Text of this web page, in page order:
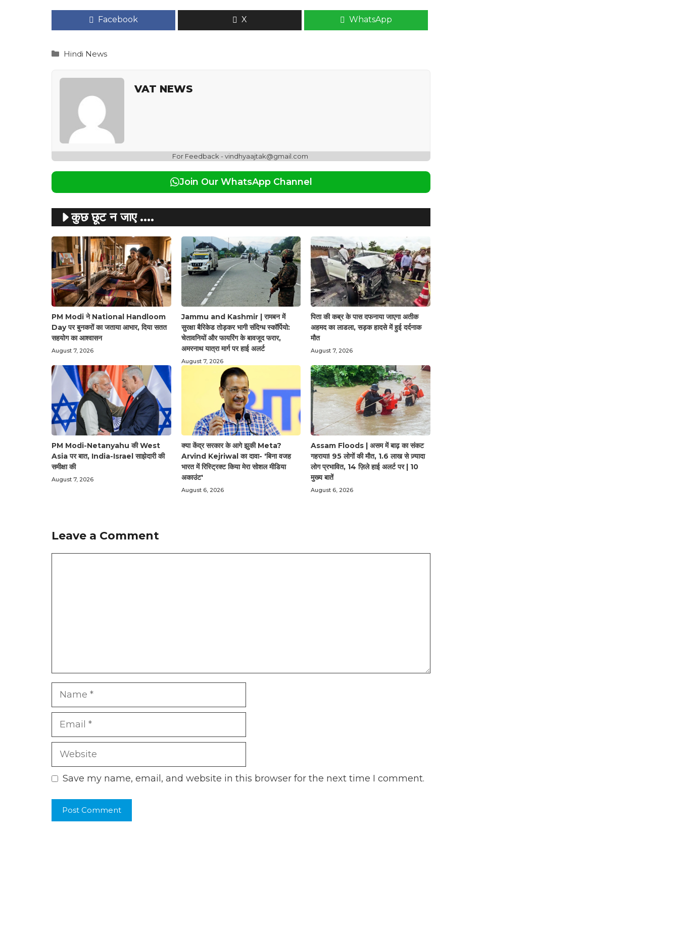
Facebook X WhatsApp
Categories
Hindi News
VAT NEWS
For Feedback - vindhyaajtak@gmail.com
Join Our WhatsApp Channel
कुछ छूट न जाए ....
PM Modi ने National Handloom
Day पर बुनकरों का जताया आभार, दिया सतत
सहयोग का आश्वासन
August 7, 2026
Jammu and Kashmir | रामबन में
सुरक्षा बैरिकेड तोड़कर भागी संदिग्ध स्कॉर्पियो:
चेतावनियों और फायरिंग के बावजूद फरार,
अमरनाथ यात्रा मार्ग पर हाई अलर्ट
August 7, 2026
पिता की कब्र के पास दफनाया जाएगा अतीक
अहमद का लाडला, सड़क हादसे में हुई दर्दनाक
मौत
August 7, 2026
PM Modi-Netanyahu की West
Asia पर बात, India-Israel साझेदारी की
समीक्षा की
August 7, 2026
क्या केंद्र सरकार के आगे झुकी Meta?
Arvind Kejriwal का दावा- 'बिना वजह
भारत में रिस्ट्रिक्ट किया मेरा सोशल मीडिया
अकाउंट'
August 6, 2026
Assam Floods | असम में बाढ़ का संकट
गहराया! 95 लोगों की मौत, 1.6 लाख से ज़्यादा
लोग प्रभावित, 14 ज़िले हाई अलर्ट पर | 10
मुख्य बातें
August 6, 2026
Leave a Comment
Name
Email
Website
Save my name, email, and website in this browser for the next time I comment.